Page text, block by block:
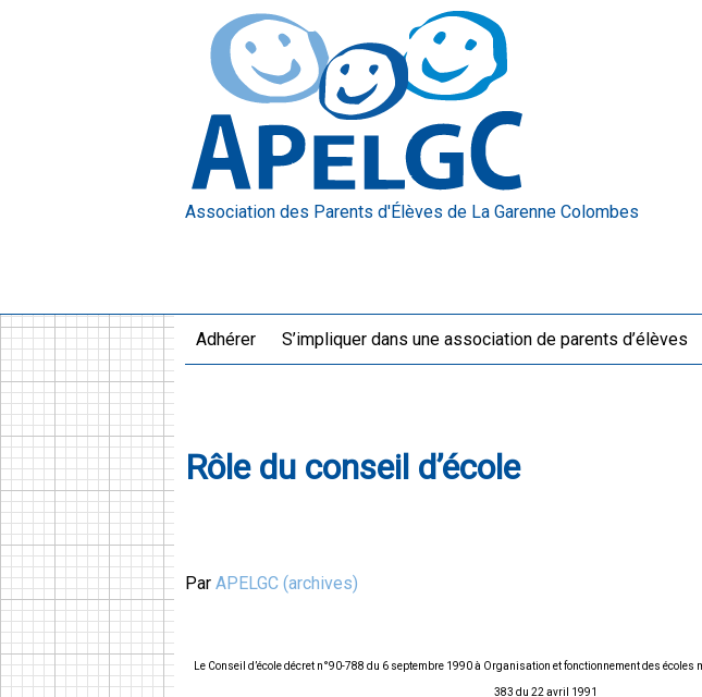
Association des Parents d'Élèves de La Garenne Colombes
Adhérer S’impliquer dans une association de parents d’élèves
Rôle du conseil d’école
Par APELGC (archives)
Le Conseil d’école décret n°90-788 du 6 septembre 1990 à Organisation et fonctionnement des
383 du 22 avril 1991